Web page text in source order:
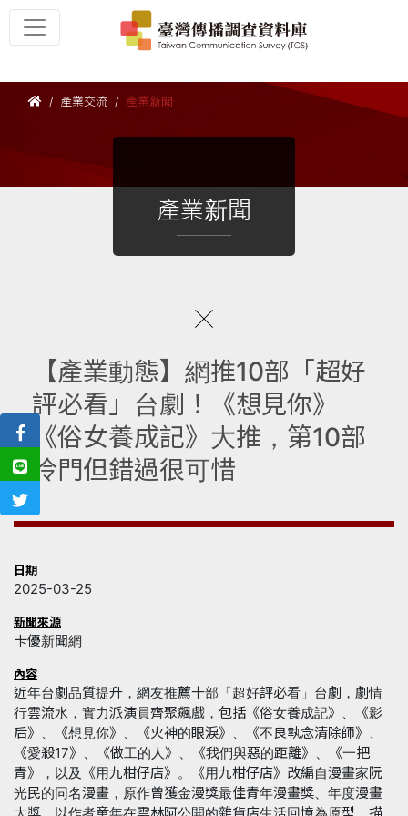
產業交流 產業新聞
產業新聞
【產業動態】網推10部「超好
評必看」台劇！《想見你》
《俗女養成記》大推，第10部
冷門但錯過很可惜
日期
2025-03-25
新聞來源
卡優新聞網
內容
近年台劇品質提升，網友推薦十部「超好評必看」台劇，劇情
行雲流水，實力派演員齊聚飆戲，包括《俗女養成記》、《影
后》、《想見你》、《火神的眼淚》、《不良執念清除師》、
《愛殺17》、《做工的人》、《我們與惡的距離》、《一把
青》，以及《用九柑仔店》。《用九柑仔店》改編自漫畫家阮
光民的同名漫畫，原作曾獲金漫獎最佳青年漫畫獎、年度漫畫